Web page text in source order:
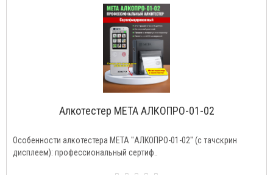
Алкотестер МЕТА АЛКОПРО-01-02
Особенности алкотестера МЕТА "АЛКОПРО-01-02" (с тачскрин
дисплеем): профессиональный сертиф..